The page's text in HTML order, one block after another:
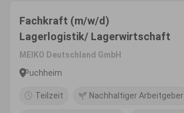
Fachkraft (m/w/d)
Lagerlogistik/ Lagerwirtschaft
MEIKO Deutschland GmbH
Puchheim
Teilzeit Nachhaltiger Arbeitgeber